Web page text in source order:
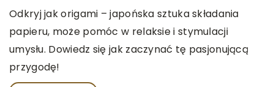
Odkryj jak origami – japońska sztuka składania
papieru, może pomóc w relaksie i stymulacji
umysłu. Dowiedz się jak zaczynać tę pasjonującą
przygodę!